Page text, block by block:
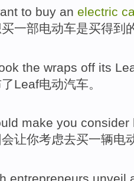
to buy an electric
买一部电动车是买得到
the wraps off its
了Leaf电动汽车。
make you consider
会让你考虑去买一辆电